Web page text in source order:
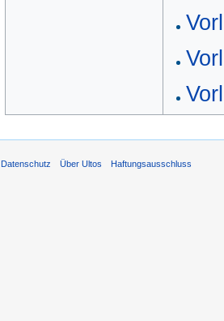
Datenschutz Über Ultos Haftungsausschluss